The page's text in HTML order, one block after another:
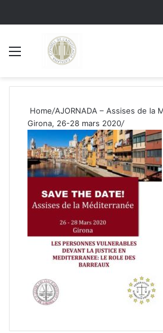
Home/AJORNADA – Assises de la
Girona, 26-28 mars 2020/